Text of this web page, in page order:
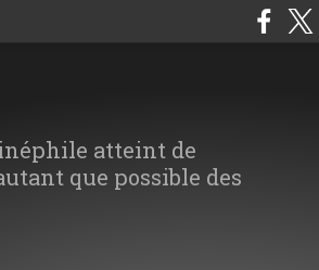
atteint de
que possible des